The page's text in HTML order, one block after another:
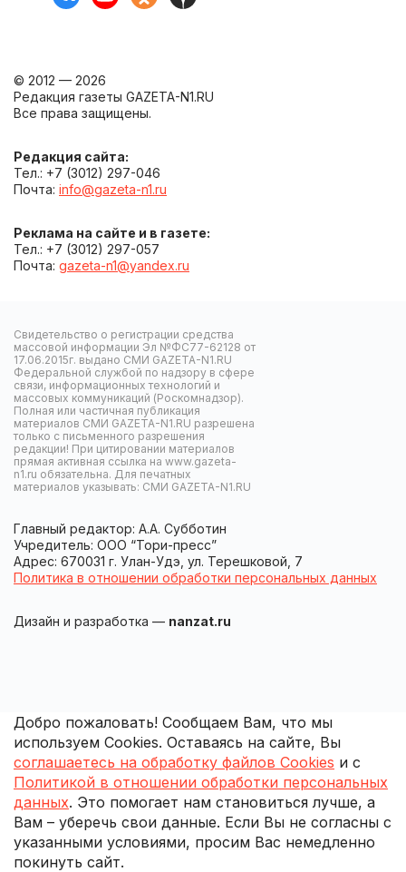
© 2012 — 2026
Редакция газеты GAZETA-N1.RU
Все права защищены.
Редакция сайта:
Тел.: +7 (3012) 297-046
Почта: info@gazeta-n1.ru
Реклама на сайте и в газете:
Тел.: +7 (3012) 297-057
Почта: gazeta-n1@yandex.ru
Свидетельство о регистрации средства
массовой информации Эл №ФС77-62128 от
17.06.2015г. выдано СМИ GAZETA-N1.RU
Федеральной службой по надзору в сфере
связи, информационных технологий и
массовых коммуникаций (Роскомнадзор).
Полная или частичная публикация
материалов СМИ GAZETA-N1.RU разрешена
только с письменного разрешения
редакции! При цитировании материалов
прямая активная ссылка на www.gazeta-
n1.ru обязательна. Для печатных
материалов указывать: СМИ GAZETA-N1.RU
Главный редактор: А.А. Субботин
Учредитель: ООО “Тори-пресс”
Адрес: 670031 г. Улан-Удэ, ул. Терешковой, 7
Политика в отношении обработки персональных данных
Дизайн и разработка — nanzat.ru
Добро пожаловать! Сообщаем Вам, что мы
используем Cookies. Оставаясь на сайте, Вы
соглашаетесь на обработку файлов Cookies и с
Политикой в отношении обработки персональных
данных. Это помогает нам становиться лучше, а
Вам – уберечь свои данные. Если Вы не согласны с
указанными условиями, просим Вас немедленно
покинуть сайт.